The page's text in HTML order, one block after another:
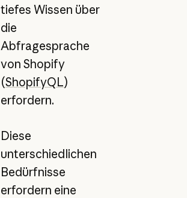
tiefes Wissen über
die
Abfragesprache
von Shopify
(ShopifyQL)
erfordern.
Diese
unterschiedlichen
Bedürfnisse
erfordern eine